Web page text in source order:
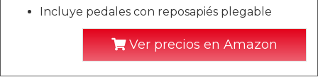
Incluye pedales con reposapiés plegable
Ver precios en Amazon